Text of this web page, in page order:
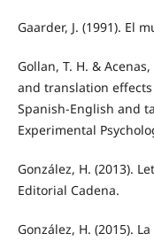
Gaarder, J. (1991). El
Gollan, T. H. &
and translation
Spanish-English and
Experimental
González, H. (2013).
Editorial Cadena.
González, H. (2015).